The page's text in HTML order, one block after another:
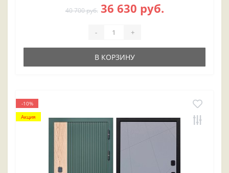
40 700 руб. 36 630 руб.
- +
В КОРЗИНУ
-10%
Акция